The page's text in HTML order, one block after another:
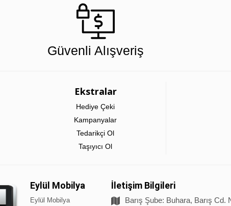
Güvenli Alışveriş
Ekstralar
Hediye Çeki
Kampanyalar
Tedarikçi Ol
Taşıyıcı Ol
Eylül Mobilya
Eylül Mobilya
İletişim Bilgileri
Barış Şube: Buhara, Barış